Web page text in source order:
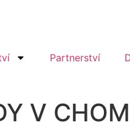
Partnerství
V